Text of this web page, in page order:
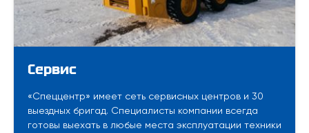
Сервис
«Спеццентр» имеет сеть сервисных центров и 30
выездных бригад. Специалисты компании всегда
готовы выехать в любые места эксплуатации техники